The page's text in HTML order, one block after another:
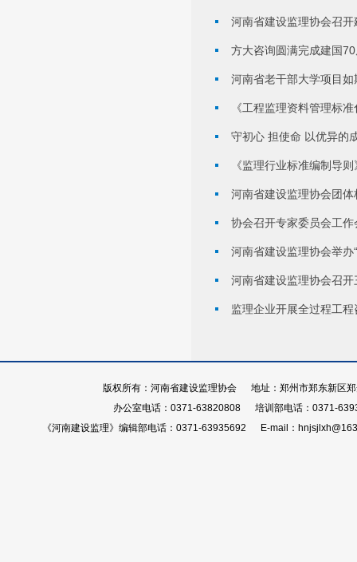
河南省建设监理协会召
方大咨询圆满完成建国
河南省老干部大学项目
《工程监理资料管理标
守初心 担使命 以优异的
《监理行业标准编制导
河南省建设监理协会团
协会召开专家委员会工作
河南省建设监理协会举办
河南省建设监理协会召
监理企业开展全过程工
版权所有：河南省建设监理协会 地址：郑州市郑东新区
办公室电话：0371-63820808 培训部电话：0371-
《河南建设监理》编辑部电话：0371-63935692 E-mail：